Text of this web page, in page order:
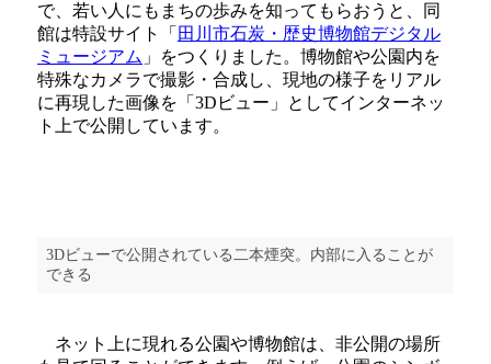
で、若い人にもまちの歩みを知ってもらおうと、同
館は特設サイト「 田川市石炭・歴史博物館デジタル
ミュージアム 」をつくりました。博物館や公園内を
特殊なカメラで撮影・合成し、現地の様子をリアル
に再現した画像を「3Dビュー」としてインターネッ
ト上で公開しています。
3Dビューで公開されている二本煙突。内部に入ることが
できる
ネット上に現れる公園や博物館は、非公開の場所